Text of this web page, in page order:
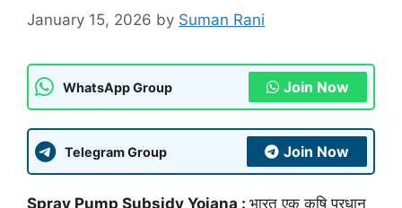
January 15, 2026 by Suman Rani
WhatsApp Group Join Now
Telegram Group Join Now
Spray Pump Subsidy Yojana : भारत एक कृषि प्रधान